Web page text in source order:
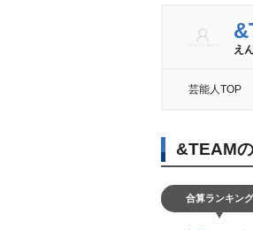
え
芸能人TOP
&TEAM
合算ランキング